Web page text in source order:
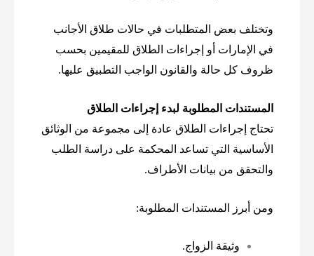
وتختلف بعض المتطلبات في حالات طلاق الأجانب
في الإمارات أو إجراءات الطلاق للمقيمين بحسب
ظروف كل حالة والقانون الواجب التطبيق عليها.
المستندات المطلوبة لبدء إجراءات الطلاق
تحتاج إجراءات الطلاق عادة إلى مجموعة من الوثائق
الأساسية التي تساعد المحكمة على دراسة الطلب
والتحقق من بيانات الأطراف.
ومن أبرز المستندات المطلوبة:
وثيقة الزواج.